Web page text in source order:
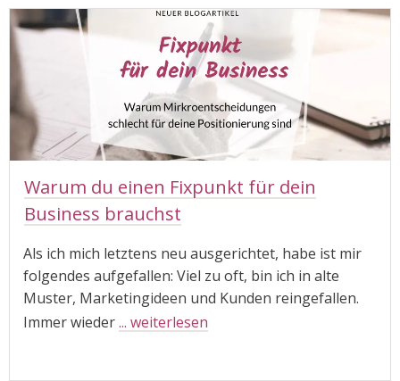
Warum du einen Fixpunkt für dein
Business brauchst
Als ich mich letztens neu ausgerichtet, habe ist mir
folgendes aufgefallen: Viel zu oft, bin ich in alte
Muster, Marketingideen und Kunden reingefallen.
Immer wieder... weiterlesen